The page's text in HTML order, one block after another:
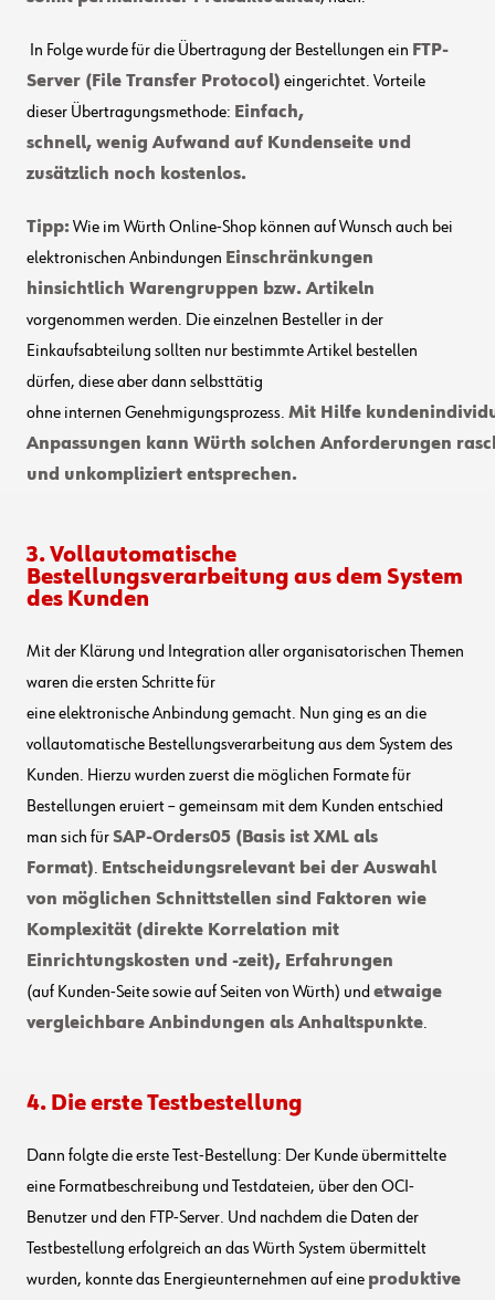
In Folge wurde für die Übertragung der Bestellungen ein FTP-
Server (File Transfer Protocol) eingerichtet. Vorteile
dieser Übertragungsmethode: Einfach,
schnell, wenig Aufwand auf Kundenseite und
zusätzlich noch kostenlos.
Tipp:Wie im Würth Online-Shop können auf Wunsch auch bei
elektronischen Anbindungen Einschränkungen
hinsichtlich Warengruppen bzw. Artikeln
vorgenommen werden. Dieeinzelnen Besteller in der
Einkaufsabteilung sollten nur bestimmte Artikel bestellen
dürfen, diese aber dann selbsttätig
ohne internen Genehmigungsprozess. Mit Hilfe
Anpassungen kann Würth solchen Anforderungen
und unkompliziert entsprechen.
3. Vollautomatische
Bestellungsverarbeitung aus dem System
des Kunden
Mit der Klärung und Integration aller organisatorischen Themen
waren die ersten Schrittefür
eineelektronischeAnbindung gemacht. Nun ging es an die
vollautomatische Bestellungsverarbeitung aus dem System des
Kunden. Hierzu wurden zuerst die möglichen Formate für
Bestellungen eruiert–gemeinsam mit dem Kunden entschied
man sich fürSAP-Orders05 (Basis ist XML als
Format). Entscheidungsrelevant bei der Auswahl
von möglichen Schnittstellen sind Faktoren wie
Komplexität (direkte Korrelation mit
Einrichtungskosten und -zeit), Erfahrungen
(auf Kunden-Seitesowieauf Seiten von Würth) und etwaige
vergleichbare Anbindungen als Anhaltspunkte.
4. Die erste Testbestellung
Dann folgtedie erste Test-Bestellung: Der Kunde übermittelte
eine Formatbeschreibung und Testdateien, über den OCI-
Benutzer und den FTP-Server. Und nachdem die Daten der
Testbestellung erfolgreich an das Würth System übermittelt
wurden, konntedas Energieunternehmen auf eine produktive